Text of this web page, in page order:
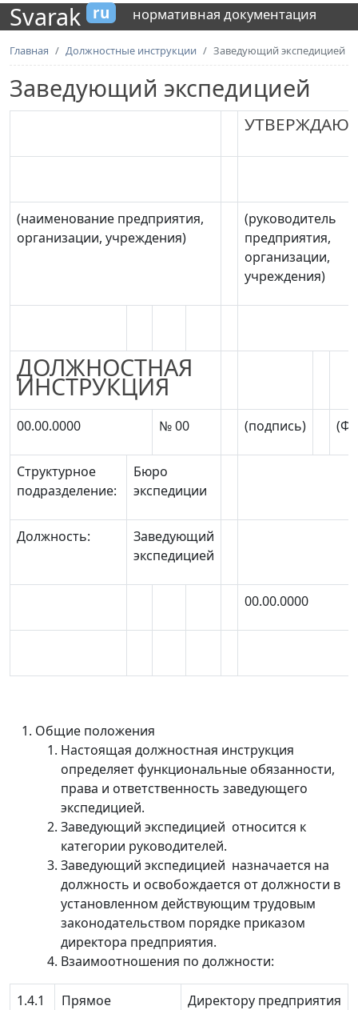
Svarak ru нормативная документация
Главная Должностные инструкции Заведующий экспедицией
Заведующий экспедицией
УТВЕРЖДАЮ*
(наименование предприятия,
организации, учреждения)
(руководитель
предприятия,
организации,
учреждения)
ДОЛЖНОСТНАЯ
ИНСТРУКЦИЯ
00.00.0000 № 00 (подпись)
Структурное
подразделение:
Бюро
экспедиции
Должность:
Заведующий
экспедицией
00.00.0000
Общие положения
Настоящая должностная инструкция
определяет функциональные обязанности,
права и ответственность заведующего
экспедицией.
Заведующий экспедицией относится к
категории руководителей.
Заведующий экспедицией назначается на
должность и освобождается от должности в
установленном действующим трудовым
законодательством порядке приказом
директора предприятия.
Взаимоотношения по должности:
1.4.1
Прямое
Директору предприятия